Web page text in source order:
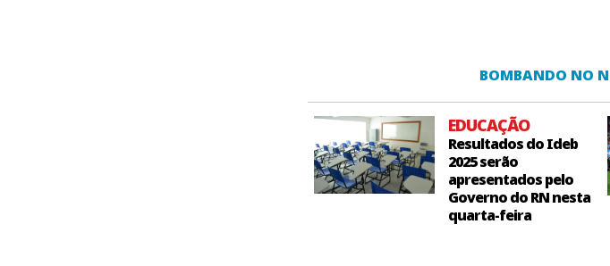
BOMBANDO NO
EDUCAÇÃO
Resultados do Ideb
2025 serão
apresentados pelo
Governo do RN nesta
quarta-feira